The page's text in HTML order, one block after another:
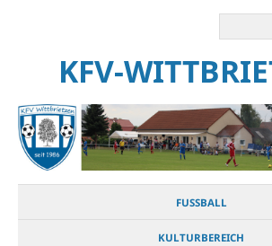
KFV-
FUSSBALL
KULTURBEREICH